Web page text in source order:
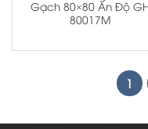
Gạch 80×80 Ấn Độ
80017M
1